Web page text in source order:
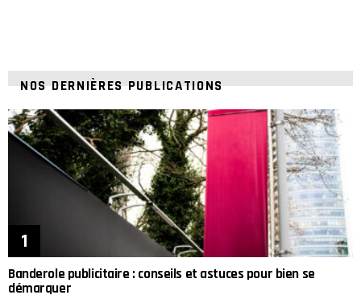
NOS DERNIÈRES PUBLICATIONS
Banderole publicitaire : conseils et astuces pour bien se
démarquer